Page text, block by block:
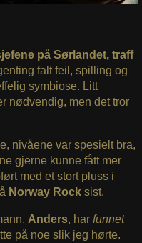
på Sørlandet, traff
falt feil, spilling og
symbiose. Litt
nødvendig, men det tror
nivåene var spesielt bra,
gjerne kunne fått mer
med et stort pluss i
Norway Rocksist.
Anders, har funnet
på noe slik jeg hørte.